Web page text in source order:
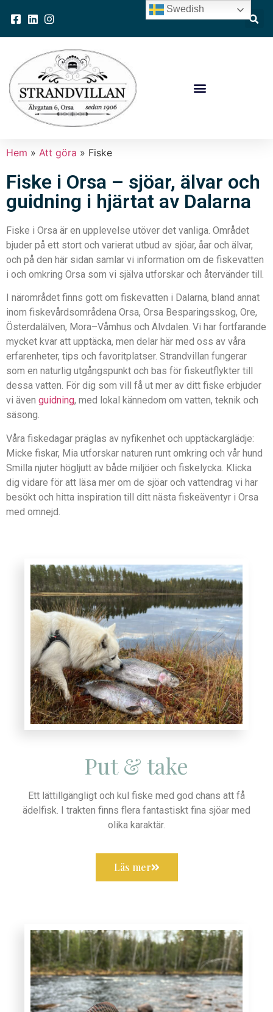
Hem » Att göra » Fiske
Fiske i Orsa – sjöar, älvar och
guidning i hjärtat av Dalarna
Fiske i Orsa är en upplevelse utöver det vanliga. Området
bjuder på ett stort och varierat utbud av sjöar, åar och älvar,
och på den här sidan samlar vi information om de fiskevatten
i och omkring Orsa som vi själva utforskar och återvänder till.
I närområdet finns gott om fiskevatten i Dalarna, bland annat
inom fiskevårdsområdena Orsa, Orsa Besparingsskog, Ore,
Österdalälven, Mora–Våmhus och Älvdalen. Vi har fortfarande
mycket kvar att upptäcka, men delar här med oss av våra
erfarenheter, tips och favoritplatser. Strandvillan fungerar
som en naturlig utgångspunkt och bas för fiskeutflykter till
dessa vatten. För dig som vill få ut mer av ditt fiske erbjuder
vi även guidning, med lokal kännedom om vatten, teknik och
säsong.
Våra fiskedagar präglas av nyfikenhet och upptäckarglädje:
Micke fiskar, Mia utforskar naturen runt omkring och vår hund
Smilla njuter högljutt av både miljöer och fiskelycka. Klicka
dig vidare för att läsa mer om de sjöar och vattendrag vi har
besökt och hitta inspiration till ditt nästa fiskeäventyr i Orsa
med omnejd.
Put & take
Ett lättillgängligt och kul fiske med god chans att få
ädelfisk. I trakten finns flera fantastiskt fina sjöar med
olika karaktär.
Läs mer
Swedish